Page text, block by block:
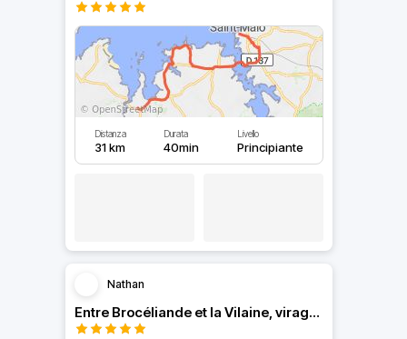
Distanza
31 km
Durata
40min
Livello
Principiante
Nathan
Entre Brocéliande et la Vilaine, virage à foison !